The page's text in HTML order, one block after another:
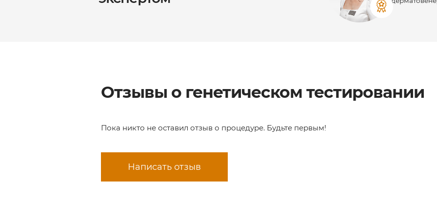
Отзывы о генетическом тестировании
Пока никто не оставил отзыв о процедуре. Будьте первым!
Написать отзыв